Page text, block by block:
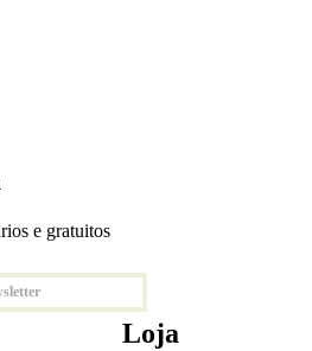
e gratuitos
Loja